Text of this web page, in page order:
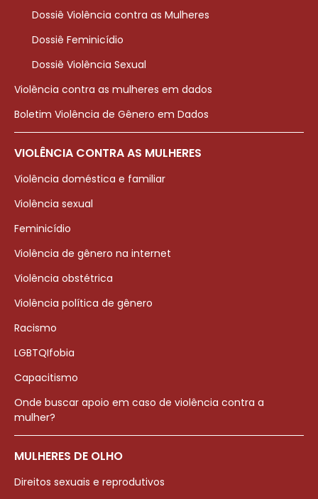
Dossiê Violência contra as Mulheres
Dossiê Feminicídio
Dossiê Violência Sexual
Violência contra as mulheres em dados
Boletim Violência de Gênero em Dados
VIOLÊNCIA CONTRA AS MULHERES
Violência doméstica e familiar
Violência sexual
Feminicídio
Violência de gênero na internet
Violência obstétrica
Violência política de gênero
Racismo
LGBTQIfobia
Capacitismo
Onde buscar apoio em caso de violência contra a
mulher?
MULHERES DE OLHO
Direitos sexuais e reprodutivos